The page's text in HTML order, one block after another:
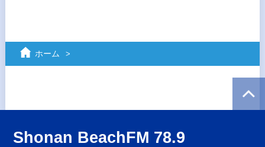
ホーム
Shonan BeachFM 78.9